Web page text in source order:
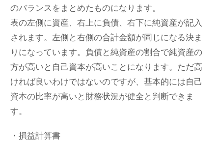
のバランスをまとめたものになります。
表の左側に資産、右上に負債、右下に純資産が記入
されます。左側と右側の合計金額が同じになる決ま
りになっています。負債と純資産の割合で純資産の
方が高いと自己資本が高いことになります。ただ高
ければ良いわけではないのですが、基本的には自己
資本の比率が高いと財務状況が健全と判断できま
す。
・損益計算書